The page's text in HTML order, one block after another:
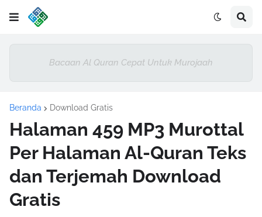
Bacaan Al Quran Cepat Untuk Murojaah
Beranda Download Gratis
Halaman 459 MP3 Murottal
Per Halaman Al-Quran Teks
dan Terjemah Download
Gratis